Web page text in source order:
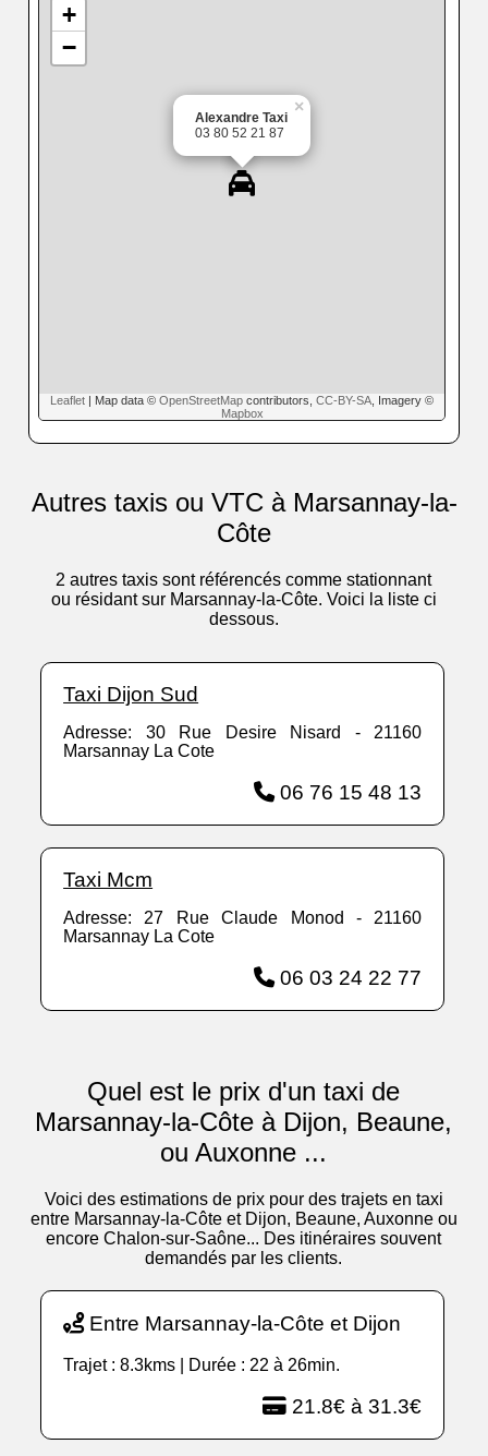
Alexandre Taxi
03 80 52 21 87
×
+
−
Leaflet | Map data © OpenStreetMap contributors, CC-BY-SA , Imagery ©
Mapbox
Autres taxis ou VTC à Marsannay-la-
Côte
2 autres taxis sont référencés comme stationnant
ou résidant sur Marsannay-la-Côte. Voici la liste ci
dessous.
Taxi Dijon Sud
Adresse: 30 Rue Desire Nisard - 21160
Marsannay La Cote
06 76 15 48 13
Taxi Mcm
Adresse: 27 Rue Claude Monod - 21160
Marsannay La Cote
06 03 24 22 77
Quel est le prix d'un taxi de
Marsannay-la-Côte à Dijon, Beaune,
ou Auxonne ...
Voici des estimations de prix pour des trajets en taxi
entre Marsannay-la-Côte et Dijon, Beaune, Auxonne ou
encore Chalon-sur-Saône... Des itinéraires souvent
demandés par les clients.
Entre Marsannay-la-Côte et Dijon
Trajet : 8.3kms | Durée : 22 à 26min.
21.8€ à 31.3€